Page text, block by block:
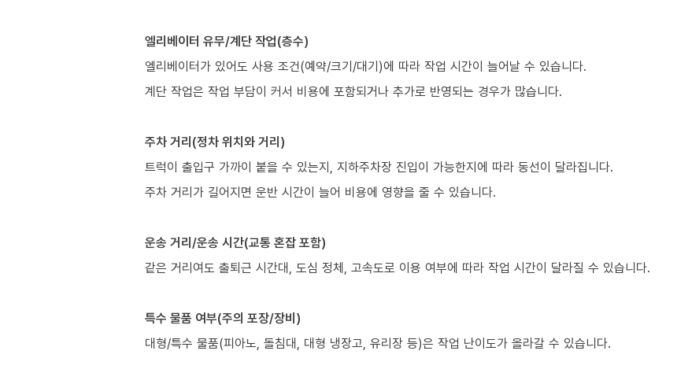
엘리베이터 유무/계단 작업(층수)
엘리베이터가 있어도 사용 조건(예약/크기/대기)에 따라 작업 시간이 늘어날 수 있습니다.
계단 작업은 작업 부담이 커서 비용에 포함되거나 추가로 반영되는 경우가 많습니다.
주차 거리(정차 위치와 거리)
트럭이 출입구 가까이 붙을 수 있는지, 지하주차장 진입이 가능한지에 따라 동선이 달라집니다.
주차 거리가 길어지면 운반 시간이 늘어 비용에 영향을 줄 수 있습니다.
운송 거리/운송 시간(교통 혼잡 포함)
같은 거리여도 출퇴근 시간대, 도심 정체, 고속도로 이용 여부에 따라 작업 시간이 달라질 수 있습니다.
특수 물품 여부(주의 포장/장비)
대형/특수 물품(피아노, 돌침대, 대형 냉장고, 유리장 등)은 작업 난이도가 올라갈 수 있습니다.